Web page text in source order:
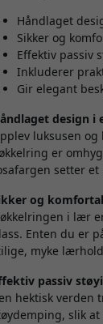
Håndlaget
Sikker og
Effektiv passiv
Inkluderer
Gir elegant
design i
luksusen
er
setter
og
i lær
Enten du er
myke
passiv
hektisk verden
slik